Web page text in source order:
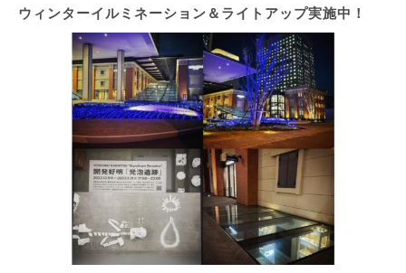
B
R
I
C
K
&
W
H
I
T
E
P
E
W
S
O
R
M
A
T
I
O
N
ウィンターイルミネーション＆ライトアップ実施中！